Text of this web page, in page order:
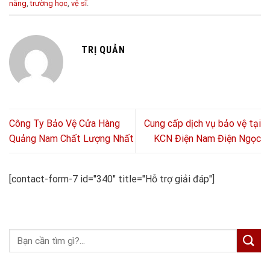
nẵng,trường học, vệ sĩ.
TRỊ QUẢN
Công Ty Bảo Vệ Cửa Hàng
Quảng Nam Chất Lượng Nhất
Cung cấp dịch vụ bảo vệ tại
KCN Điện Nam Điện Ngọc
[contact-form-7 id="340" title="Hỗ trợ giải đáp"]